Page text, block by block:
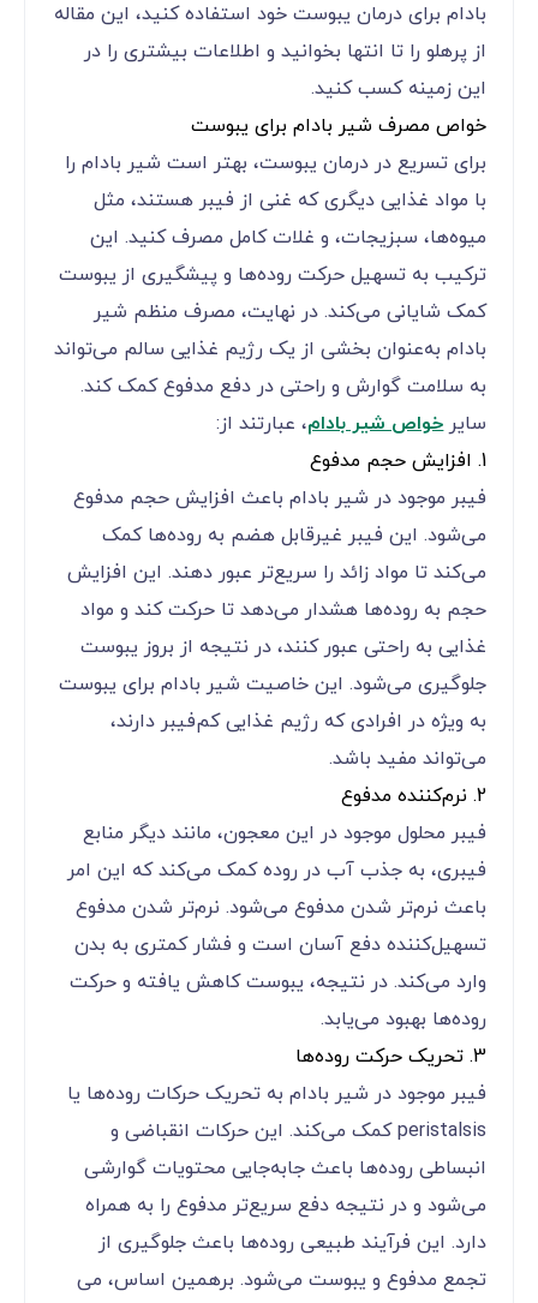
بادام برای درمان یبوست خود استفاده کنید، این مقاله
از پرهلو را تا انتها بخوانید و اطلاعات بیشتری را در
این زمینه کسب کنید.
خواص مصرف شیر بادام برای یبوست
برای تسریع در درمان یبوست، بهتر است شیر بادام را
با مواد غذایی دیگری که غنی از فیبر هستند، مثل
میوه‌ها، سبزیجات، و غلات کامل مصرف کنید. این
ترکیب به تسهیل حرکت روده‌ها و پیشگیری از یبوست
کمک شایانی می‌کند. در نهایت، مصرف منظم شیر
بادام به‌عنوان بخشی از یک رژیم غذایی سالم می‌تواند
به سلامت گوارش و راحتی در دفع مدفوع کمک کند.
سایرخواص شیر بادام، عبارتند از:
1. افزایش حجم مدفوع
فیبر موجود در شیر بادام باعث افزایش حجم مدفوع
می‌شود. این فیبر غیرقابل هضم به روده‌ها کمک
می‌کند تا مواد زائد را سریع‌تر عبور دهند. این افزایش
حجم به روده‌ها هشدار می‌دهد تا حرکت کند و مواد
غذایی به راحتی عبور کنند، در نتیجه از بروز یبوست
جلوگیری می‌شود. این خاصیت شیر بادام برای یبوست
به ویژه در افرادی که رژیم غذایی کم‌فیبر دارند،
می‌تواند مفید باشد.
2. نرم‌کننده مدفوع
فیبر محلول موجود در این معجون، مانند دیگر منابع
فیبری، به جذب آب در روده کمک می‌کند که این امر
باعث نرم‌تر شدن مدفوع می‌شود. نرم‌تر شدن مدفوع
تسهیل‌کننده دفع آسان است و فشار کمتری به بدن
وارد می‌کند. در نتیجه، یبوست کاهش یافته و حرکت
روده‌ها بهبود می‌یابد.
3. تحریک حرکت روده‌ها
فیبر موجود در شیر بادام به تحریک حرکات روده‌ها یا
peristalsis کمک می‌کند. این حرکات انقباضی و
انبساطی روده‌ها باعث جابه‌جایی محتویات گوارشی
می‌شود و در نتیجه دفع سریع‌تر مدفوع را به همراه
دارد. این فرآیند طبیعی روده‌ها باعث جلوگیری از
تجمع مدفوع و یبوست می‌شود. برهمین اساس، می